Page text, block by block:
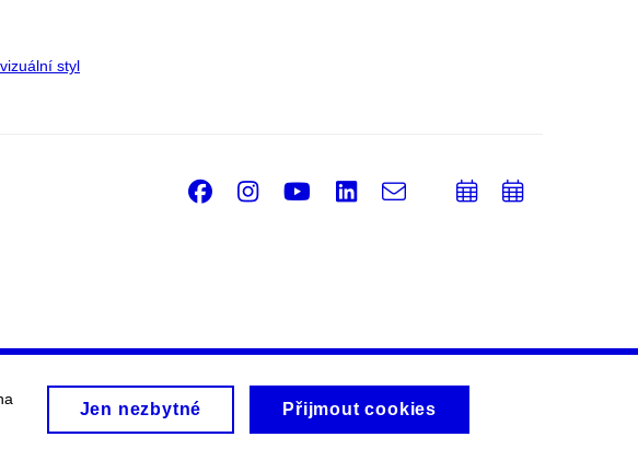
styl
Facebook
Instagram
Youtube
LinkedIn
e-
PřidatPřidat
Jen nezbytné Přijmout cookies